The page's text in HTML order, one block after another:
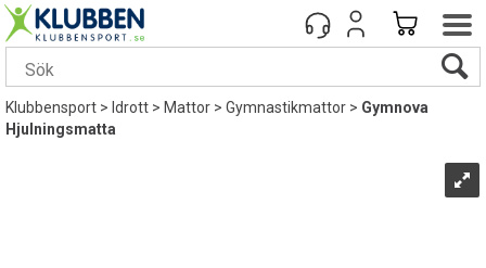
Klubbensport> Idrott>Mattor>Gymnastikmattor>Gymnova
Hjulningsmatta